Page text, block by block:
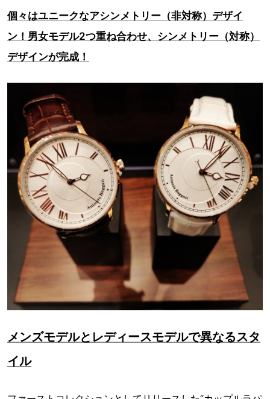
個々はユニークなアシンメトリー（非対称）デザイ
ン！男女モデル2つ重ね合わせ、シンメトリー（対称）
デザインが完成！
メンズモデルとレディースモデルで異なるスタ
イル